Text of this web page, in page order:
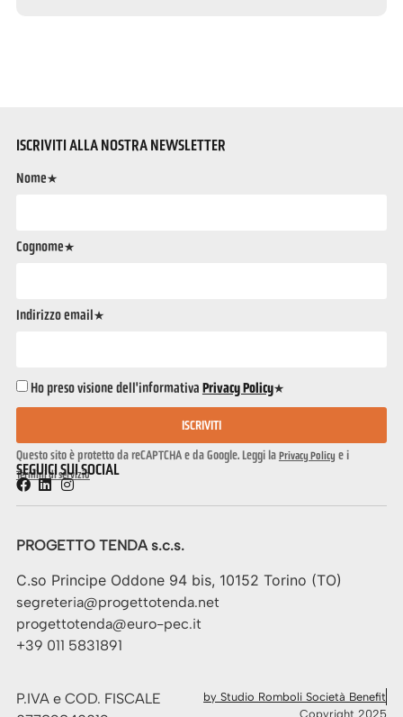
ISCRIVITI ALLA NOSTRA NEWSLETTER
Nome*
Cognome*
Indirizzo email*
Ho preso visione dell'informativa Privacy Policy*
Questo sito è protetto da reCAPTCHA e da Google. Leggi la Privacy Policy e i
Termini di servizio
ISCRIVITI
SEGUICI SUI SOCIAL
PROGETTO TENDA s.c.s.
C.so Principe Oddone 94 bis, 10152 Torino (TO)
segreteria@progettotenda.net
progettotenda@euro-pec.it
+39 011 5831891
P.IVA e COD. FISCALE
by Studio Romboli Società Benefit
Copyright 2025